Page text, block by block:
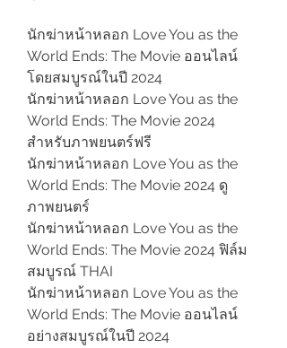
นักฆ่าหน้าหลอก Love You as the
World Ends: The Movie ออนไลน์
โดยสมบูรณ์ในปี 2024
นักฆ่าหน้าหลอก Love You as the
World Ends: The Movie 2024
สำหรับภาพยนตร์ฟรี
นักฆ่าหน้าหลอก Love You as the
World Ends: The Movie 2024 ดู
ภาพยนตร์
นักฆ่าหน้าหลอก Love You as the
World Ends: The Movie 2024 ฟิล์ม
สมบูรณ์ THAI
นักฆ่าหน้าหลอก Love You as the
World Ends: The Movie ออนไลน์
อย่างสมบูรณ์ในปี 2024